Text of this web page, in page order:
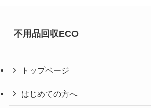
不用品回収ECO
トップページ
はじめての方へ